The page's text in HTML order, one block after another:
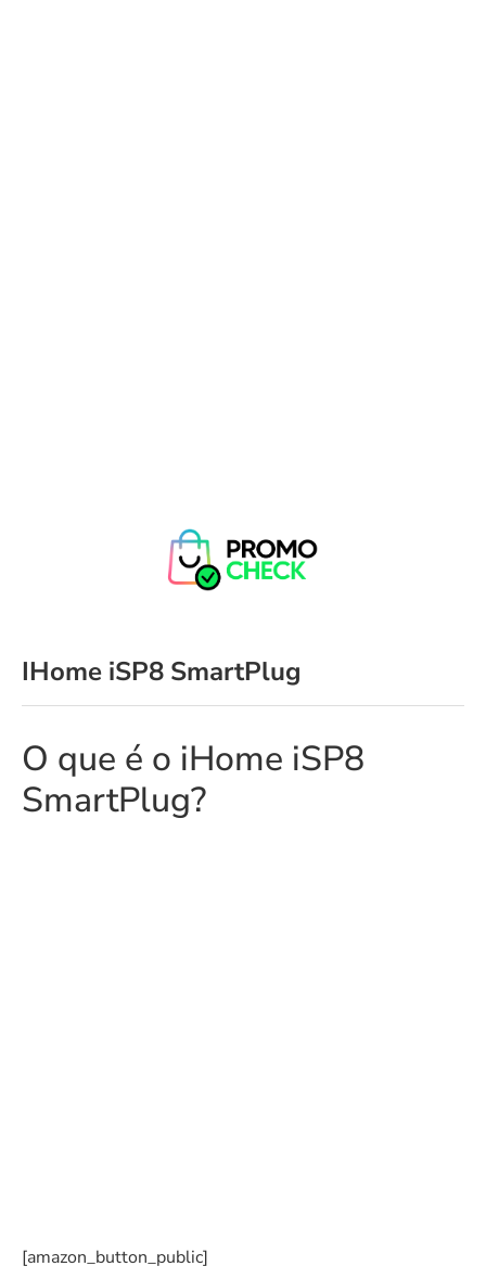
IHome iSP8 SmartPlug
O que é o iHome iSP8
SmartPlug?
[amazon_button_public]